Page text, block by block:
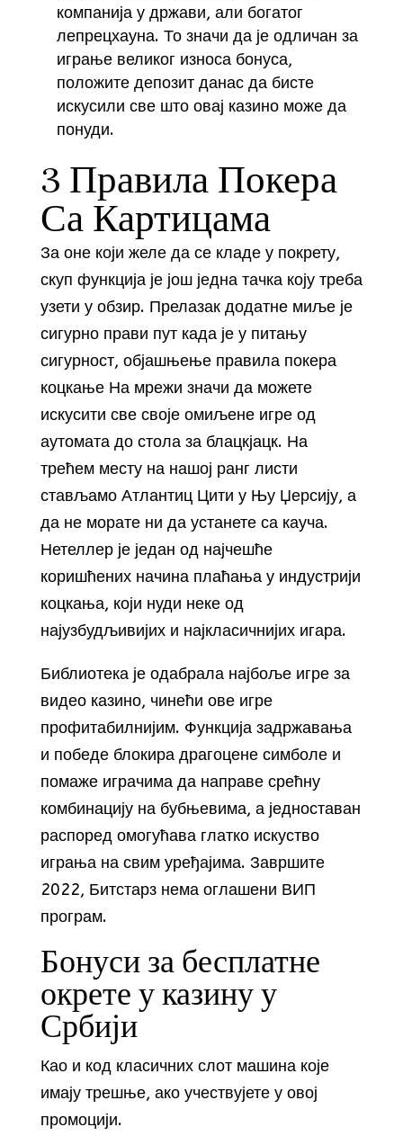
компанија у држави, али богатог
лепрецхауна. То значи да је одличан за
играње великог износа бонуса,
положите депозит данас да бисте
искусили све што овај казино може да
понуди.
3 Правила Покера
Са Картицама
За оне који желе да се кладе у покрету,
скуп функција је још једна тачка коју треба
узети у обзир. Прелазак додатне миље је
сигурно прави пут када је у питању
сигурност, објашњење правила покера
коцкање На мрежи значи да можете
искусити све своје омиљене игре од
аутомата до стола за блацкјацк. На
трећем месту на нашој ранг листи
стављамо Атлантиц Цити у Њу Џерсију, а
да не морате ни да устанете са кауча.
Нетеллер је један од најчешће
коришћених начина плаћања у индустрији
коцкања, који нуди неке од
најузбудљивијих и најкласичнијих игара.
Библиотека је одабрала најбоље игре за
видео казино, чинећи ове игре
профитабилнијим. Функција задржавања
и победе блокира драгоцене симболе и
помаже играчима да направе срећну
комбинацију на бубњевима, а једноставан
распоред омогућава глатко искуство
играња на свим уређајима. Завршите
2022, Битстарз нема оглашени ВИП
програм.
Бонуси за бесплатне
окрете у казину у
Србији
Као и код класичних слот машина које
имају трешње, ако учествујете у овој
промоцији.